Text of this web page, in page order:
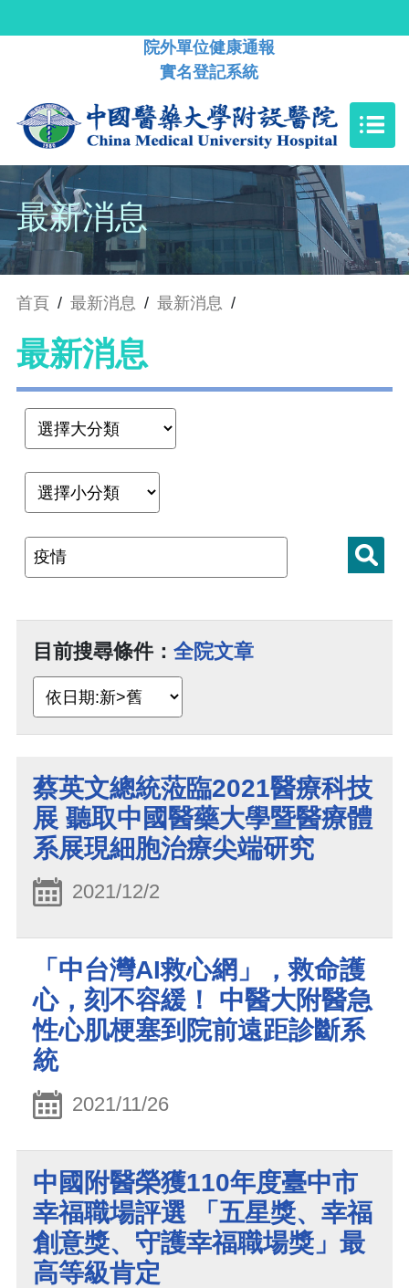
院外單位健康通報
實名登記系統
最新消息
首頁 / 最新消息 / 最新消息 /
最新消息
目前搜尋條件： 全院文章
蔡英文總統蒞臨2021醫療科技
展 聽取中國醫藥大學暨醫療體
系展現細胞治療尖端研究
2021/12/2
「中台灣AI救心網」，救命護
心，刻不容緩！ 中醫大附醫急
性心肌梗塞到院前遠距診斷系
統
2021/11/26
中國附醫榮獲110年度臺中市
幸福職場評選 「五星獎、幸福
創意獎、守護幸福職場獎」最
高等級肯定